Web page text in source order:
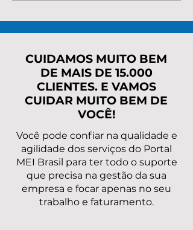
dívidas do MEI?
CUIDAMOS MUITO BEM
DE MAIS DE 15.000
CLIENTES. E VAMOS
CUIDAR MUITO BEM DE
VOCÊ!
Você pode confiar na qualidade e
agilidade dos serviços do Portal
MEI Brasil para ter todo o suporte
que precisa na gestão da sua
empresa e focar apenas no seu
trabalho e faturamento.